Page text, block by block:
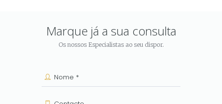
Marque já a sua consulta
Os nossos Especialistas ao seu dispor.